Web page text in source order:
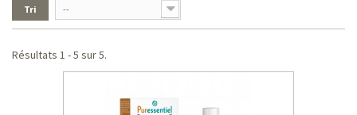
Tri --
Résultats 1 - 5 sur 5.